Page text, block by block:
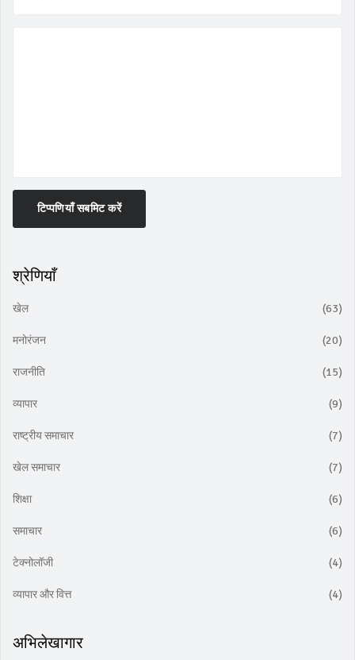
टिप्पणियाँ सबमिट करें
श्रेणियाँ
खेल (63)
मनोरंजन (20)
राजनीति (15)
व्यापार (9)
राष्ट्रीय समाचार (7)
खेल समाचार (7)
शिक्षा (6)
समाचार (6)
टेक्नोलॉजी (4)
व्यापार और वित्त (4)
अभिलेखागार